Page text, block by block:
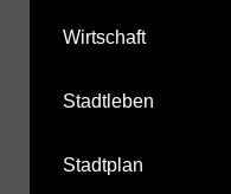
Wirtschaft
Stadtleben
Stadtplan